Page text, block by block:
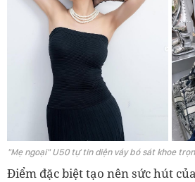
"Mẹ ngoại" U50 tự tin diện váy bó sát khoe
Điểm đặc biệt tạo nên sức hút